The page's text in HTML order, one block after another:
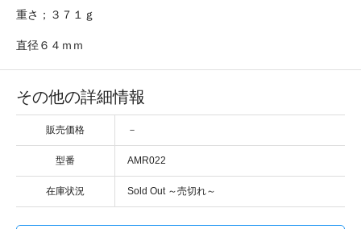
重さ；３７１ｇ
直径６４ｍｍ
その他の詳細情報
販売価格 －
型番 AMR022
在庫状況 Sold Out ～売切れ～